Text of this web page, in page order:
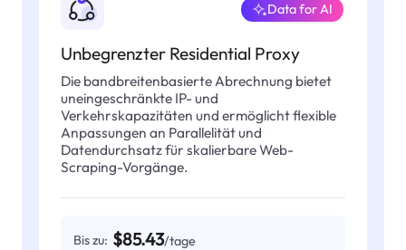
Unbegrenzter Residential Proxy
Data for AI
Die bandbreitenbasierte Abrechnung bietet
uneingeschränkte IP- und
Verkehrskapazitäten und ermöglicht flexible
Anpassungen an Parallelität und
Datendurchsatz für skalierbare Web-
Scraping-Vorgänge.
Bis zu: $85.43/tage